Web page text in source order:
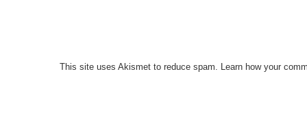
This site uses Akismet to reduce spam. Learn how your